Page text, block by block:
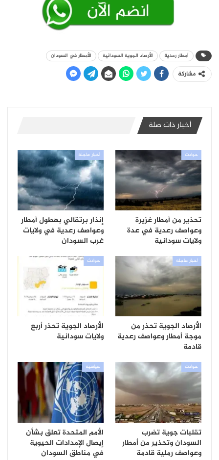
أمطار رعدية الأرصاد الجوية السودانية الأمطار في السودان
مشاركة
أخبار ذات صلة
حوادث
تحذير من أمطار غزيرة
وعواصف رعدية في عدة
ولايات سودانية
أخبار عاجلة
إنذار برتقالي بهطول أمطار
وعواصف رعدية في ولايات
غرب السودان
أخبار عاجلة
الأرصاد الجوية تحذر من
موجة أمطار وعواصف رعدية
قادمة
حوادث
الأرصاد الجوية تحذر أربع
ولايات سودانية
حوادث
تقلبات جوية تضرب
السودان وتحذير من أمطار
وعواصف رملية قادمة
سياسية
الأمم المتحدة تعلق بشأن
إيصال الإمدادات الحيوية
في مناطق السودان